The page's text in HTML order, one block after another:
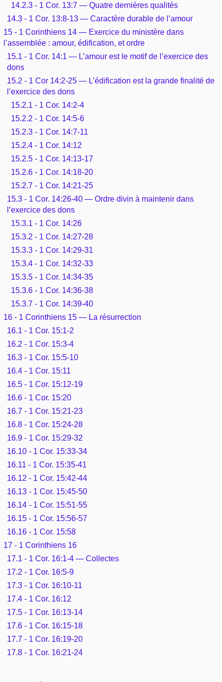
14.2.3 - 1 Cor. 13:7 — Quatre dernières qualités
14.3 - 1 Cor. 13:8-13 — Caractère durable de l’amour
15 - 1 Corinthiens 14 — Exercice du ministère dans
l’assemblée : amour, édification, et ordre
15.1 - 1 Cor. 14:1 — L’amour est le motif de l’exercice des
dons
15.2 - 1 Cor 14:2-25 — L’édification est la grande finalité de
l’exercice des dons
15.2.1 - 1 Cor. 14:2-4
15.2.2 - 1 Cor. 14:5-6
15.2.3 - 1 Cor. 14:7-11
15.2.4 - 1 Cor. 14:12
15.2.5 - 1 Cor. 14:13-17
15.2.6 - 1 Cor. 14:18-20
15.2.7 - 1 Cor. 14:21-25
15.3 - 1 Cor. 14:26-40 — Ordre divin à maintenir dans
l’exercice des dons
15.3.1 - 1 Cor. 14:26
15.3.2 - 1 Cor. 14:27-28
15.3.3 - 1 Cor. 14:29-31
15.3.4 - 1 Cor. 14:32-33
15.3.5 - 1 Cor. 14:34-35
15.3.6 - 1 Cor. 14:36-38
15.3.7 - 1 Cor. 14:39-40
16 - 1 Corinthiens 15 — La résurrection
16.1 - 1 Cor. 15:1-2
16.2 - 1 Cor. 15:3-4
16.3 - 1 Cor. 15:5-10
16.4 - 1 Cor. 15:11
16.5 - 1 Cor. 15:12-19
16.6 - 1 Cor. 15:20
16.7 - 1 Cor. 15:21-23
16.8 - 1 Cor. 15:24-28
16.9 - 1 Cor. 15:29-32
16.10 - 1 Cor. 15:33-34
16.11 - 1 Cor. 15:35-41
16.12 - 1 Cor. 15:42-44
16.13 - 1 Cor. 15:45-50
16.14 - 1 Cor. 15:51-55
16.15 - 1 Cor. 15:56-57
16.16 - 1 Cor. 15:58
17 - 1 Corinthiens 16
17.1 - 1 Cor. 16:1-4 — Collectes
17.2 - 1 Cor. 16:5-9
17.3 - 1 Cor. 16:10-11
17.4 - 1 Cor. 16:12
17.5 - 1 Cor. 16:13-14
17.6 - 1 Cor. 16:15-18
17.7 - 1 Cor. 16:19-20
17.8 - 1 Cor. 16:21-24